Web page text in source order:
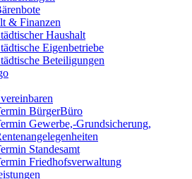
& Finanzen
Haushalt
Eigenbetriebe
Beteiligungen
BürgerBüro
Gewerbe,-Grundsicherung,
Standesamt
Friedhofsverwaltung